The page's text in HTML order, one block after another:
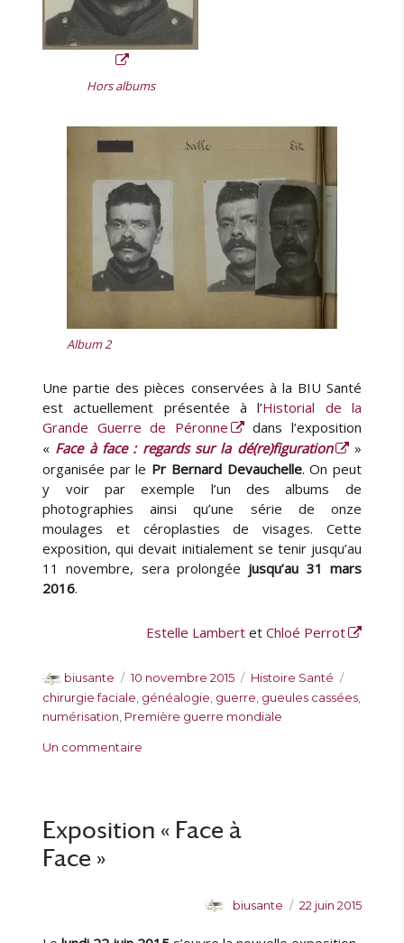
Hors albums
Album 2
Une partie des pièces conservées à la BIU Santé
est actuellement présentée à l’Historial de la
Grande Guerre de Péronne
dans l’exposition
« Face à face : regards sur la dé(re)figuration
»
organisée par le Pr Bernard Devauchelle. On peut
y voir par exemple l’un des albums de
photographies ainsi qu’une série de onze
moulages et céroplasties de visages. Cette
exposition, qui devait initialement se tenir jusqu’au
11 novembre, sera prolongée jusqu’au 31 mars
2016.
Estelle Lambertet Chloé Perrot
A
u
t
u
biusante
P
u
b
i
10 novembre 2015
C
a
t
Histoire Santé
t
chirurgie faciale généalogie guerre gueules cassées
numérisation Première guerre mondiale
Un commentaire
s
i
Exposition « Face à
Face »
Abiusante
P
22 juin 2015